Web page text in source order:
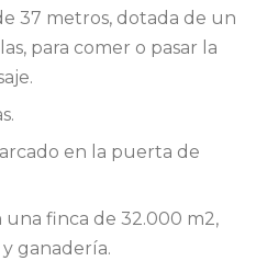
37 metros, dotada de un
para comer o pasar la
en la puerta de
una finca de 32.000 m2,
ganadería.